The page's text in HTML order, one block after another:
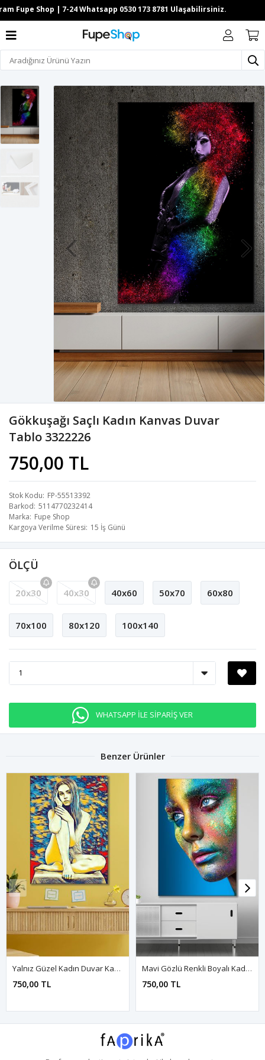
Gökkuşağı Saçlı Kadın Kanvas Duvar
Tablo 3322226
750,00 TL
Stok Kodu FP-55513392
Barkod 5114770232414
Marka Fupe Shop
Kargoya Verilme Süresi 15 İş Günü
ÖLÇÜ
20x30 40x30 40x60 50x70 60x80
70x100 80x120 100x140
WHATSAPP İLE SİPARİŞ VER
Benzer Ürünler
Yalnız Güzel Kadın Duvar Kanvas Tablo 3322050
750,00 TL
Mavi Gözlü Renkli Boyalı Kadın Kanvas Duvar Tablo 3322748
750,00 TL